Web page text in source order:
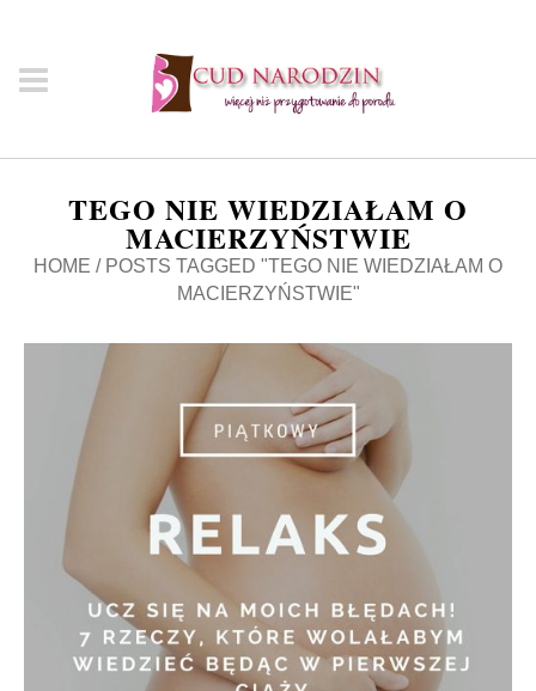
TEGO NIE WIEDZIAŁAM O
MACIERZYŃSTWIE
HOME / POSTS TAGGED "TEGO NIE WIEDZIAŁAM O
MACIERZYŃSTWIE"